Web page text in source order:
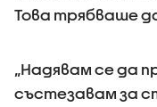
Това трябваше
„Надявам се да
състезавам за